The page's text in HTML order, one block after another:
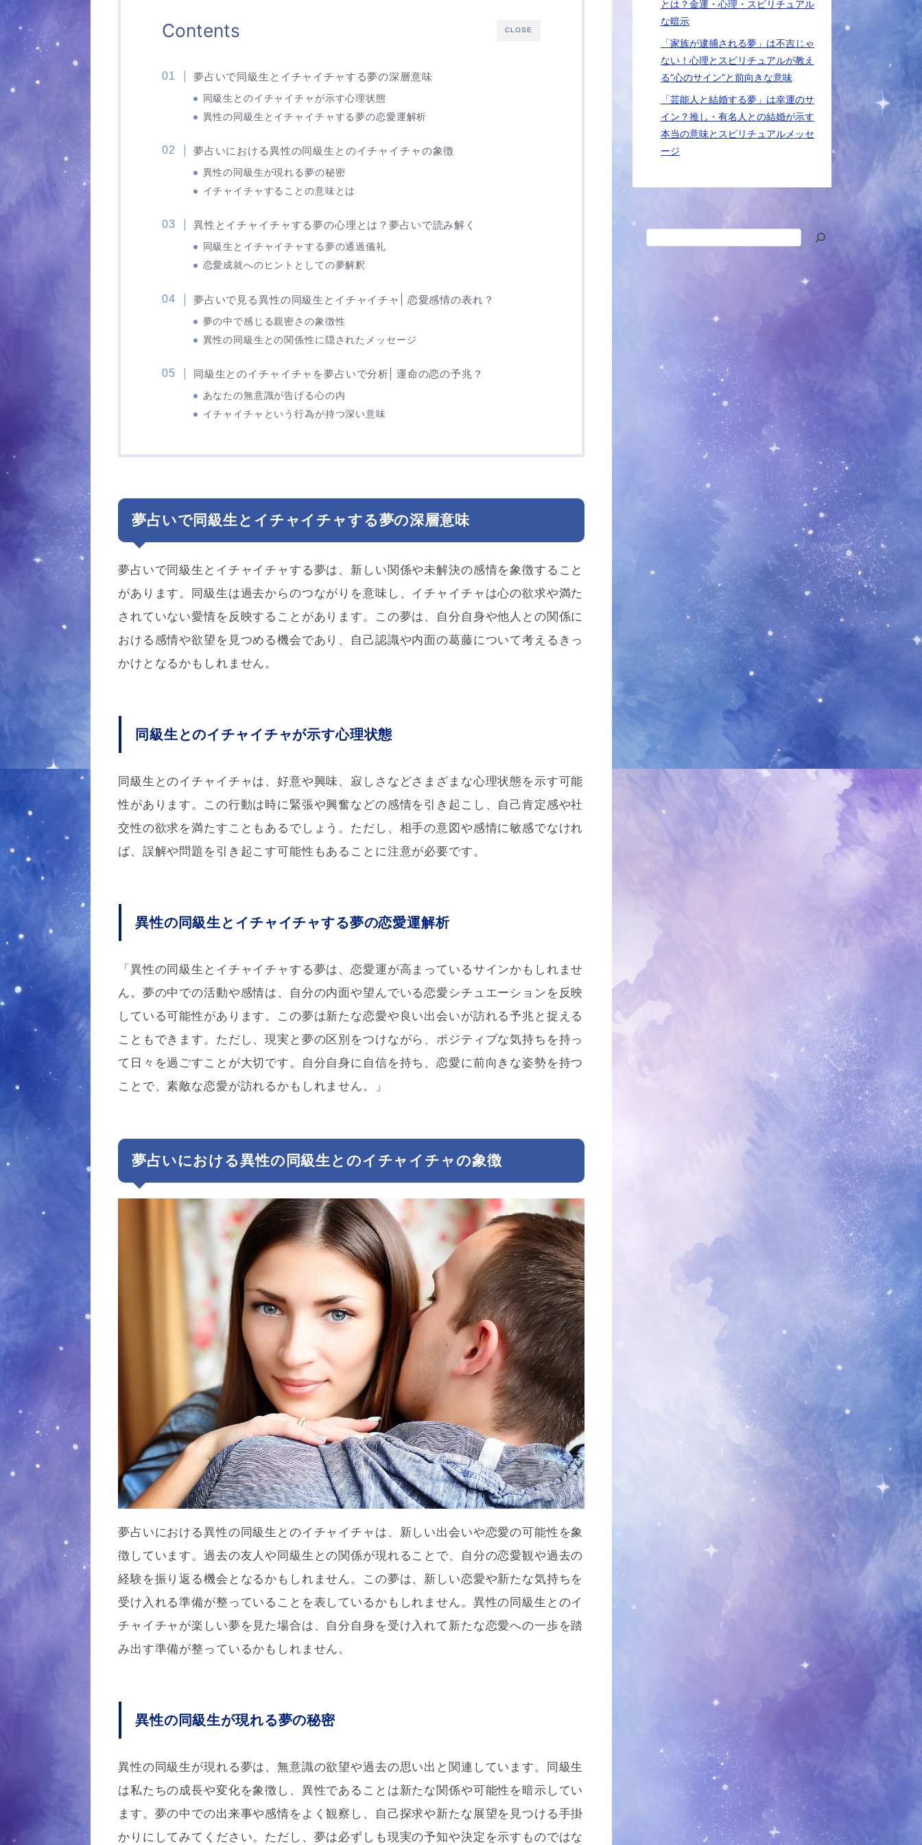
CLOSE
Contents
夢占いで同級生とイチャイチャする夢の深層意味
同級生とのイチャイチャが示す心理状態
異性の同級生とイチャイチャする夢の恋愛運解析
夢占いにおける異性の同級生とのイチャイチャの象徴
異性の同級生が現れる夢の秘密
イチャイチャすることの意味とは
異性とイチャイチャする夢の心理とは？夢占いで読み解く
同級生とイチャイチャする夢の通過儀礼
恋愛成就へのヒントとしての夢解釈
夢占いで見る異性の同級生とイチャイチャ| 恋愛感情の表れ？
夢の中で感じる親密さの象徴性
異性の同級生との関係性に隠されたメッセージ
同級生とのイチャイチャを夢占いで分析| 運命の恋の予兆？
あなたの無意識が告げる心の内
イチャイチャという行為が持つ深い意味
夢占いで同級生とイチャイチャする夢の深層意味
夢占いで同級生とイチャイチャする夢は、新しい関係や未解決の感情を象徴すること
があります。同級生は過去からのつながりを意味し、イチャイチャは心の欲求や満た
されていない愛情を反映することがあります。この夢は、自分自身や他人との関係に
おける感情や欲望を見つめる機会であり、自己認識や内面の葛藤について考えるきっ
かけとなるかもしれません。
同級生とのイチャイチャが示す心理状態
同級生とのイチャイチャは、好意や興味、寂しさなどさまざまな心理状態を示す可能
性があります。この行動は時に緊張や興奮などの感情を引き起こし、自己肯定感や社
交性の欲求を満たすこともあるでしょう。ただし、相手の意図や感情に敏感でなけれ
ば、誤解や問題を引き起こす可能性もあることに注意が必要です。
異性の同級生とイチャイチャする夢の恋愛運解析
「異性の同級生とイチャイチャする夢は、恋愛運が高まっているサインかもしれませ
ん。夢の中での活動や感情は、自分の内面や望んでいる恋愛シチュエーションを反映
している可能性があります。この夢は新たな恋愛や良い出会いが訪れる予兆と捉える
こともできます。ただし、現実と夢の区別をつけながら、ポジティブな気持ちを持っ
て日々を過ごすことが大切です。自分自身に自信を持ち、恋愛に前向きな姿勢を持つ
ことで、素敵な恋愛が訪れるかもしれません。」
夢占いにおける異性の同級生とのイチャイチャの象徴
夢占いにおける異性の同級生とのイチャイチャは、新しい出会いや恋愛の可能性を象
徴しています。過去の友人や同級生との関係が現れることで、自分の恋愛観や過去の
経験を振り返る機会となるかもしれません。この夢は、新しい恋愛や新たな気持ちを
受け入れる準備が整っていることを表しているかもしれません。異性の同級生とのイ
チャイチャが楽しい夢を見た場合は、自分自身を受け入れて新たな恋愛への一歩を踏
み出す準備が整っているかもしれません。
異性の同級生が現れる夢の秘密
異性の同級生が現れる夢は、無意識の欲望や過去の思い出と関連しています。同級生
は私たちの成長や変化を象徴し、異性であることは新たな関係や可能性を暗示してい
ます。夢の中での出来事や感情をよく観察し、自己探求や新たな展望を見つける手掛
かりにしてみてください。ただし、夢は必ずしも現実の予知や決定を示すものではな
とは？金運・心理・スピリチュアル
な暗示
「家族が逮捕される夢」は不吉じゃ
ない！心理とスピリチュアルが教え
る”心のサイン”と前向きな意味
「芸能人と結婚する夢」は幸運のサ
イン？推し・有名人との結婚が示す
本当の意味とスピリチュアルメッセ
ージ